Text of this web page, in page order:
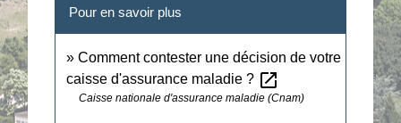
Pour en savoir plus
Comment contester une décision de votre
caisse d'assurance maladie ? open_in_new
Caisse nationale d'assurance maladie (Cnam)